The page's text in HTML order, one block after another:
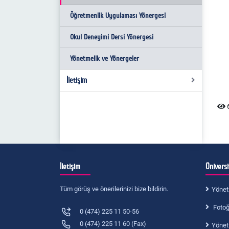
Program Öğrenme Çıktıları
Öğretmenlik Uygulaması Yönergesi
Okul Deneyimi Dersi Yönergesi
Yönetmelik ve Yönergeler
İletişim
İletişim
Tüm görüş ve önerilerinizi bize bildirin.
0 (474) 225 11 50-56
0 (474) 225 11 60 (Fax)